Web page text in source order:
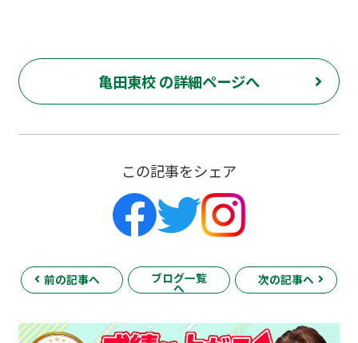
亀田東校 の詳細ページへ
この記事をシェア
前の記事へ ブログ一覧
へ
次の記事へ